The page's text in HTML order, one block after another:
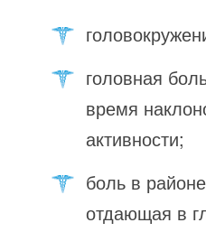
головная
время
активности;
боль в
отдающая в